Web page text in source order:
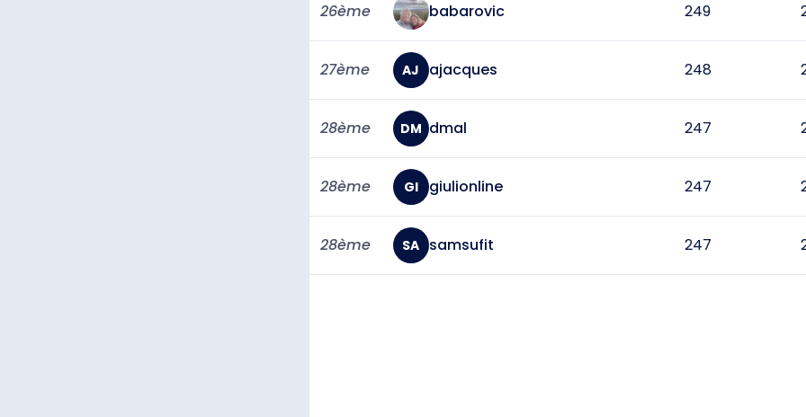
26ème babarovic 249
27ème AJ ajacques 248
28ème DM dmal 247
28ème GI giulionline 247
28ème SA samsufit 247